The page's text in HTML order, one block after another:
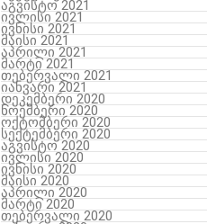
აგვისტო 2021
ივლისი 2021
ივნისი 2021
მაისი 2021
აპრილი 2021
მარტი 2021
თებერვალი 2021
იანვარი 2021
დეკემბერი 2020
ნოემბერი 2020
ოქტომბერი 2020
სექტემბერი 2020
აგვისტო 2020
ივლისი 2020
ივნისი 2020
მაისი 2020
აპრილი 2020
მარტი 2020
თებერვალი 2020